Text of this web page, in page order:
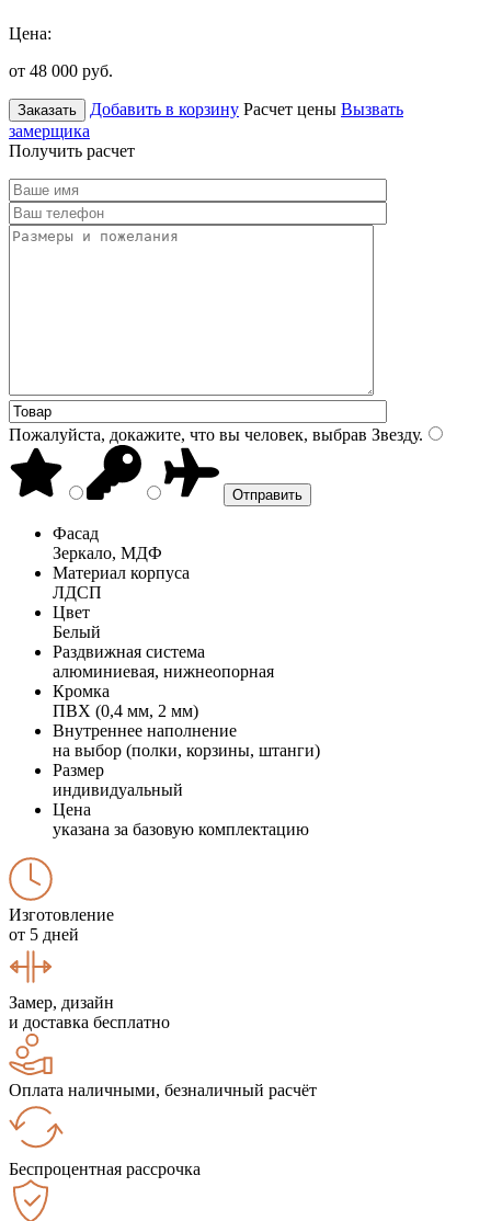
Цена:
от 48 000 руб.
Заказать Добавить в корзину Расчет цены Вызвать
замерщика
Получить расчет
Пожалуйста, докажите, что вы человек, выбрав Звезду.
Фасад
Зеркало, МДФ
Материал корпуса
ЛДСП
Цвет
Белый
Раздвижная система
алюминиевая, нижнеопорная
Кромка
ПВХ (0,4 мм, 2 мм)
Внутреннее наполнение
на выбор (полки, корзины, штанги)
Размер
индивидуальный
Цена
указана за базовую комплектацию
Изготовление
от 5 дней
Замер, дизайн
и доставка бесплатно
Оплата наличными, безналичный расчёт
Беспроцентная рассрочка